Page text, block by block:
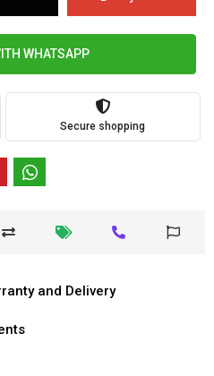
WHATSAPP
Secure shopping
and Delivery